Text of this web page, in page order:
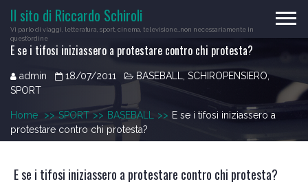
content
Il sito di Riccardo Schiroli
Vi parlo di viaggi, letteratura, sport, cinema, televisione…non necessariamente in
quest'ordine
E se i tifosi iniziassero a protestare contro chi protesta?
admin 18/07/2011 BASEBALL SCHIROPENSIERO,
SPORT
Home >> SPORT >> BASEBALL >> E se i tifosi iniziassero a
protestare contro chi protesta?
E se i tifosi iniziassero a protestare contro chi protesta?